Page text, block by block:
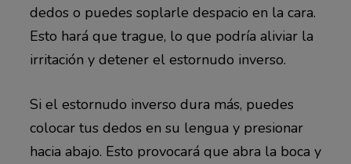
dedos o puedes soplarle despacio en la cara.
Esto hará que trague, lo que podría aliviar la
irritación y detener el estornudo inverso.
Si el estornudo inverso dura más, puedes
colocar tus dedos en su lengua y presionar
hacia abajo. Esto provocará que abra la boca y